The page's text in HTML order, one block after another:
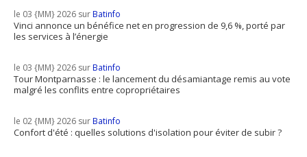
le 03 {MM} 2026 surBatinfo
Vinci annonce un bénéfice net en progression de 9,6 %, porté par
les services à l’énergie
le 03 {MM} 2026 surBatinfo
Tour Montparnasse : le lancement du désamiantage remis au vote
malgré les conflits entre copropriétaires
le 02 {MM} 2026 surBatinfo
Confort d'été : quelles solutions d'isolation pour éviter de subir ?